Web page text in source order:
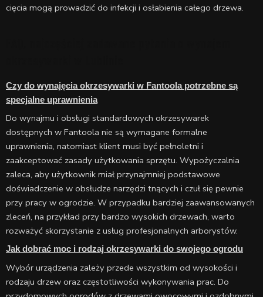
cięcia mogą prowadzić do infekcji i osłabienia całego drzewa.
Czy do wynajęcia okrzesywarki w Fantoola potrzebne są
specjalne uprawnienia
Do wynajmu i obsługi standardowych okrzesywarek
dostępnych w Fantoola nie są wymagane formalne
uprawnienia, natomiast klient musi być pełnoletni i
zaakceptować zasady użytkowania sprzętu. Wypożyczalnia
zaleca, aby użytkownik miał przynajmniej podstawowe
doświadczenie w obsłudze narzędzi tnących i czuł się pewnie
przy pracy w ogrodzie. W przypadku bardziej zaawansowanych
zleceń, na przykład przy bardzo wysokich drzewach, warto
rozważyć skorzystanie z usług profesjonalnych arborystów.
Jak dobrać moc i rodzaj okrzesywarki do swojego ogrodu
Wybór urządzenia zależy przede wszystkim od wysokości i
rodzaju drzew oraz częstotliwości wykonywania prac. Do